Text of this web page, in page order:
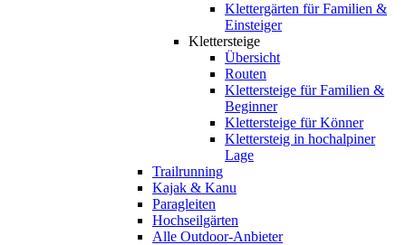
Klettergärten für Familien &
Einsteiger
Klettersteige
Übersicht
Routen
Klettersteige für Familien &
Beginner
Klettersteige für Könner
Klettersteig in hochalpiner
Lage
Trailrunning
Kajak & Kanu
Paragleiten
Hochseilgärten
Alle Outdoor-Anbieter